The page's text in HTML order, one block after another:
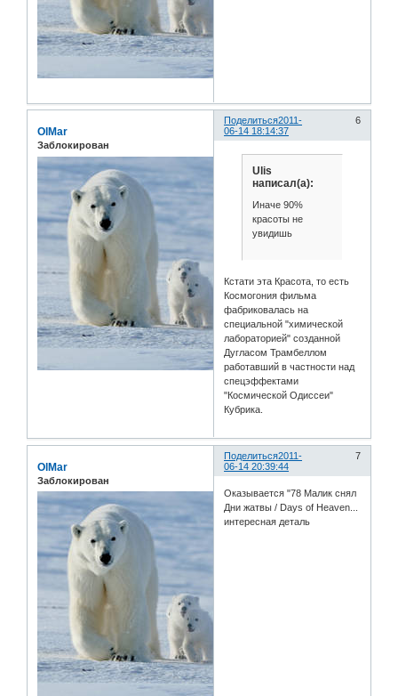
Поделиться 6
2011-
06-14 18:14:37
OlMar
Заблокирован
Ulis
написал(а):
Иначе 90%
красоты не
увидишь
Кстати эта Красота, то есть
Космогония фильма
фабриковалась на
специальной "химической
лабораторией" созданной
Дугласом Трамбеллом
работавший в частности над
спецэффектами
"Космической Одиссеи"
Кубрика.
Поделиться 7
2011-
06-14 20:39:44
OlMar
Заблокирован
Оказывается "78 Малик снял
Дни жатвы / Days of Heaven...
интересная деталь